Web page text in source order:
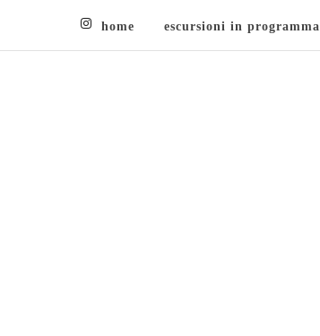
home escursioni in programma